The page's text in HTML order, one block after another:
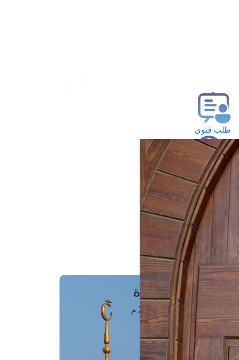
طلب فتوى
استعلام عن فتوى
حجز موعد
الفتوى الهاتفية
مَواقِيتُ الصَّـــلاة
القاهرة · 08 أغسطس 2026 م
4 :42
الشروق